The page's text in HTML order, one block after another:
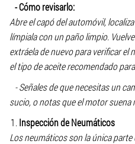
- Cómo revisarlo:
Abre el capó del automóvil,
límpiala con un paño limpio.
extráela de nuevo para verificar el
el tipo de aceite recomendado
- Señales de que necesitas un
sucio, o notas que el motor
Inspección de Neumáticos
Los neumáticos son la única